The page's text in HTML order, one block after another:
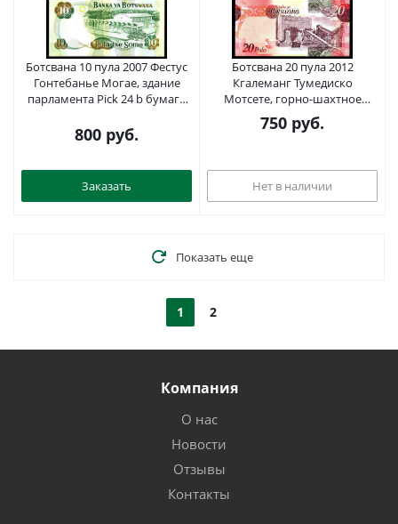
Ботсвана 10 пула 2007 Фестус
Гонтебанье Могае, здание
парламента Pick 24 b бумага
800 руб.
Заказать
Ботсвана 20 пула 2012
Кгалеманг Тумедиско
Мотсете, горно-шахтное
оборудование Pick 31 c бумага
UNC (пресс) 2197-42-1-1
750 руб.
Нет в наличии
Показать еще
1 2
Компания
О нас
Новости
Отзывы
Контакты